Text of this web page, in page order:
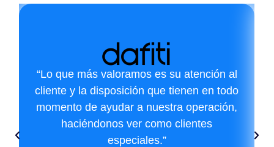
“Lo que más valoramos es su atención al
cliente y la disposición que tienen en todo
momento de ayudar a nuestra operación,
haciéndonos ver como clientes
especiales.”